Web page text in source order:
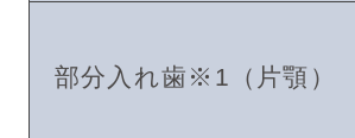
部分入れ歯※1（片顎）